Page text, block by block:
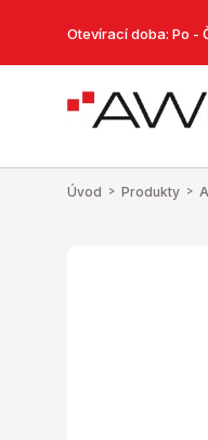
Otevírací doba: Po -
Úvod > Produkty >